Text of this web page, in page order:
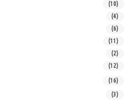
(10)
(4)
(6)
(11)
(2)
(12)
(16)
(3)